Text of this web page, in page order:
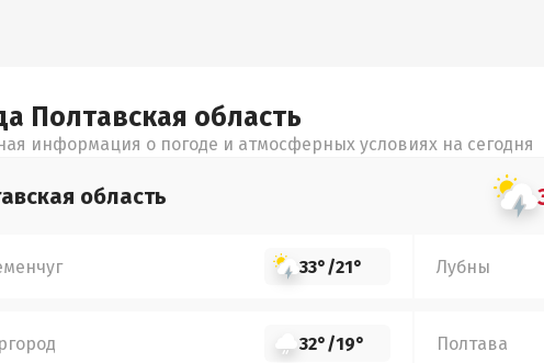
Полтавская область
информация о погоде и атмосферных условиях на сегодня
область
33°/21° Лубны
32°/19° Полтава